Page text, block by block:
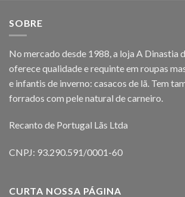
SOBRE
No mercado desde 1988, a loja A Dinastia
oferece qualidade e requinte em roupas
e infantis de inverno: casacos de lã. Tem
forrados com pele natural de carneiro.
Recanto de Portugal Lãs Ltda
CNPJ: 93.290.591/0001-60
CURTA NOSSA PÁGINA